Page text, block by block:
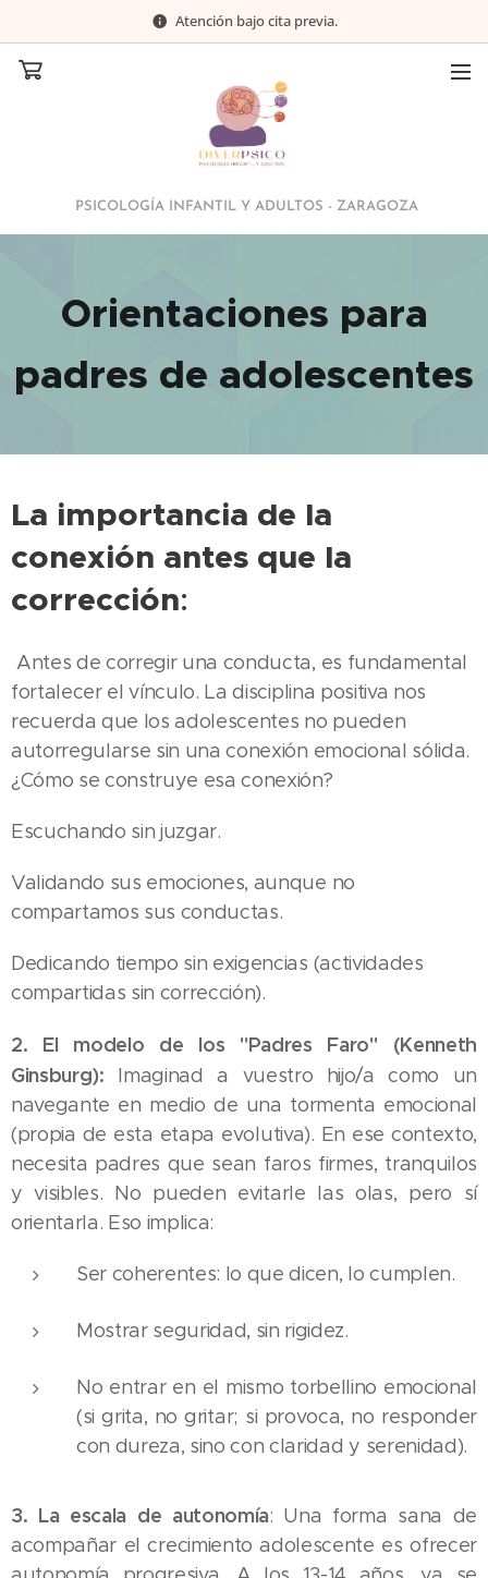
Atención bajo cita previa.
PSICOLOGÍA INFANTIL Y ADULTOS - ZARAGOZA
Orientaciones para
padres de adolescentes
La importancia de la
conexión antes que la
corrección:
Antes de corregir una conducta, es fundamental
fortalecer el vínculo. La disciplina positiva nos
recuerda que los adolescentes no pueden
autorregularse sin una conexión emocional sólida.
¿Cómo se construye esa conexión?
Escuchando sin juzgar.
Validando sus emociones, aunque no
compartamos sus conductas.
Dedicando tiempo sin exigencias (actividades
compartidas sin corrección).
2. El modelo de los "Padres Faro" (Kenneth
Ginsburg): Imaginad a vuestro hijo/a como un
navegante en medio de una tormenta emocional
(propia de esta etapa evolutiva). En ese contexto,
necesita padres que sean faros firmes, tranquilos
y visibles. No pueden evitarle las olas, pero sí
orientarla. Eso implica:
Ser coherentes: lo que dicen, lo cumplen.
Mostrar seguridad, sin rigidez.
No entrar en el mismo torbellino emocional
(si grita, no gritar; si provoca, no responder
con dureza, sino con claridad y serenidad).
3. La escala de autonomía: Una forma sana de
acompañar el crecimiento adolescente es ofrecer